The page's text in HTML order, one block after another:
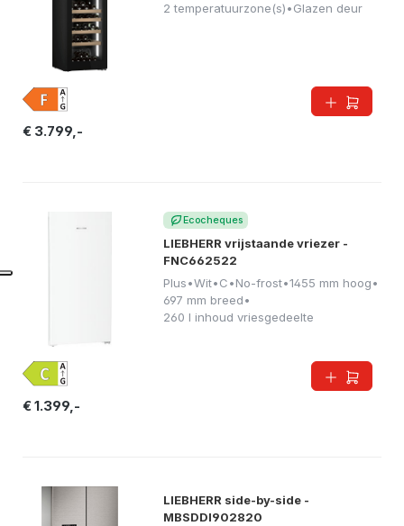
2 temperatuurzone(s)•Glazen deur
€ 3.799,-
Ecocheques
LIEBHERR vrijstaande vriezer -
FNC662522
Plus•Wit•C•No-frost•1455 mm hoog•
697 mm breed•
260 l inhoud vriesgedeelte
€ 1.399,-
LIEBHERR side-by-side -
MBSDDI902820